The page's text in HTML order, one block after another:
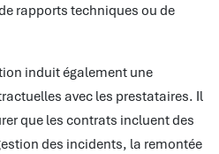
rapports techniques ou de
induit également une
avec les prestataires. Il
que les contrats incluent des
des incidents, la remontée